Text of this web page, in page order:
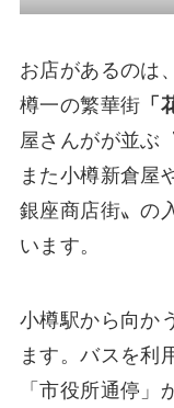
お店があるのは
樽一の繁華街 「
屋さんがが並ぶ
また小樽新倉屋
銀座商店街〟の
います。
小樽駅から向か
ます。バスを利
「市役所通停